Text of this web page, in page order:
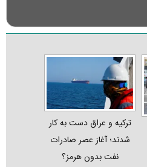
ترکیه و عراق دست به کار
شدند؛ آغاز عصر صادرات
نفت بدون هرمز؟